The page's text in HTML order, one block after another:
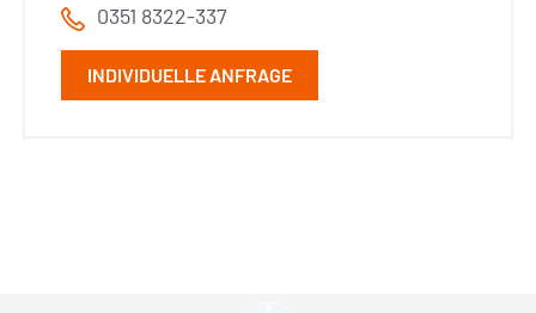
0351 8322-337
INDIVIDUELLE ANFRAGE